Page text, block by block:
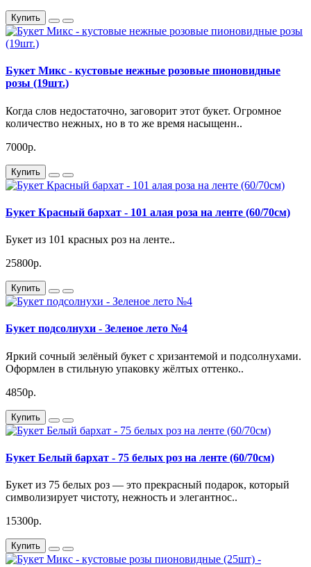
Купить
Букет Микс - кустовые нежные розовые пионовидные
розы (19шт.)
Когда слов недостаточно, заговорит этот букет. Огромное
количество нежных, но в то же время насыщенн..
7000р.
Купить
Букет Красный бархат - 101 алая роза на ленте (60/70см)
Букет из 101 красных роз на ленте..
25800р.
Купить
Букет подсолнухи - Зеленое лето №4
Яркий сочный зелёный букет с хризантемой и подсолнухами.
Оформлен в стильную упаковку жёлтых оттенко..
4850р.
Купить
Букет Белый бархат - 75 белых роз на ленте (60/70см)
Букет из 75 белых роз — это прекрасный подарок, который
символизирует чистоту, нежность и элегантнос..
15300р.
Купить